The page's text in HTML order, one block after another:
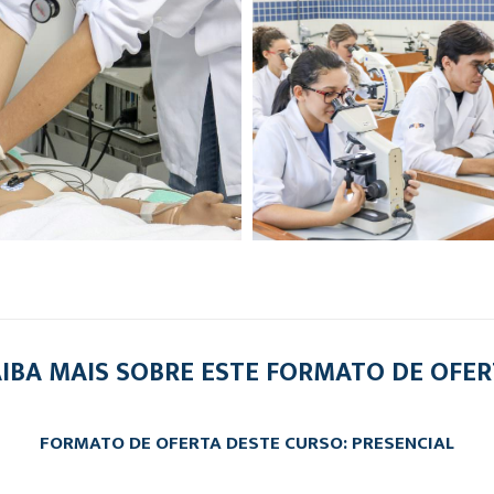
MAIS SOBRE ESTE FORMATO DE
FORMATO DE OFERTA DESTE CURSO: PRESENCIAL